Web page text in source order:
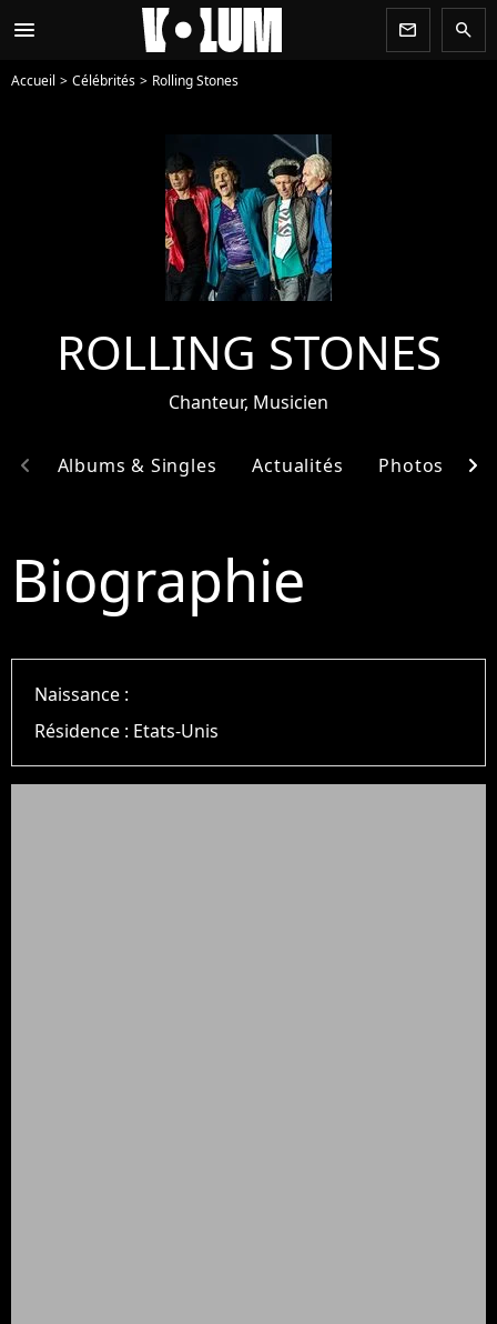
menu newsletter search
Accueil Célébrités Rolling Stones
ROLLING STONES
Chanteur, Musicien
Albums & Singles Actualités Photos
chevron_left chevron_right
Biographie
Naissance :
Résidence : Etats-Unis